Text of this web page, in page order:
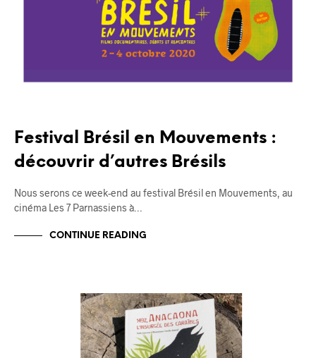
Festival Brésil en Mouvements :
découvrir d’autres Brésils
Nous serons ce week-end au festival Brésil en Mouvements, au
cinéma Les 7 Parnassiens à…
CONTINUE READING